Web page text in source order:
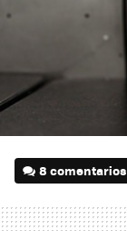
8 comentarios